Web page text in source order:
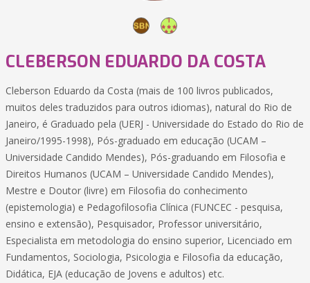
CLEBERSON EDUARDO DA COSTA
Cleberson Eduardo da Costa (mais de 100 livros publicados,
muitos deles traduzidos para outros idiomas), natural do Rio de
Janeiro, é Graduado pela (UERJ - Universidade do Estado do Rio de
Janeiro/1995-1998), Pós-graduado em educação (UCAM –
Universidade Candido Mendes), Pós-graduando em Filosofia e
Direitos Humanos (UCAM – Universidade Candido Mendes),
Mestre e Doutor (livre) em Filosofia do conhecimento
(epistemologia) e Pedagofilosofia Clínica (FUNCEC - pesquisa,
ensino e extensão), Pesquisador, Professor universitário,
Especialista em metodologia do ensino superior, Licenciado em
Fundamentos, Sociologia, Psicologia e Filosofia da educação,
Didática, EJA (educação de Jovens e adultos) etc.